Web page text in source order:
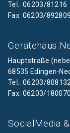
Tel.: 06203/81216
Fax: 06203/892809
Gerätehaus
Hauptstraße
68535 Edingen-
Tel.: 06203/808132
Fax: 06203/180070
SocialMedia